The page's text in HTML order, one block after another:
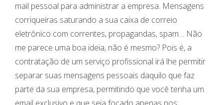
mail pessoal para administrar a empresa. Mensagens
corriqueiras saturando a sua caixa de correio
eletrônico com correntes, propagandas, spam… Não
me parece uma boa ideia, não é mesmo? Pois é, a
contratação de um serviço profissional irá lhe permitir
separar suas mensagens pessoais daquilo que faz
parte da sua empresa, permitindo que você tenha um